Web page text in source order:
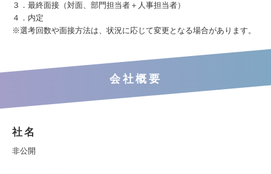
３．最終面接（対面、部門担当者＋人事担当者）
４．内定
※選考回数や面接方法は、状況に応じて変更となる場合があります。
会社概要
社名
非公開